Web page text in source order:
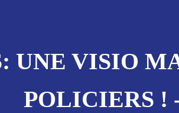
UNE VISIO
POLICIERS !